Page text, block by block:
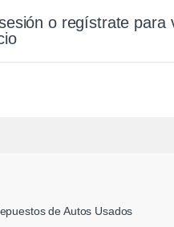
o regístrate para